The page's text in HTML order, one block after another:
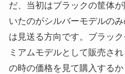
だ、当初はブラックの筐体
いたのがシルバーモデルの
は見送る方向です。ブラッ
ミアムモデルとして販売さ
の時の価格を見て購入する